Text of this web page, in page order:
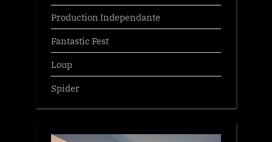
Production Independante
Fantastic Fest
Loup
Spider